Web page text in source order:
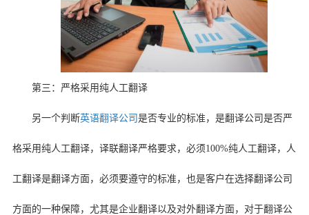
第三：严格采用纯人工翻译
另一个判断英语翻译公司是否专业的标准，是翻译公司是否严
格采用纯人工翻译，译联翻译严格要求，必须100%纯人工翻译，人
工翻译是翻译方面，必须要遵守的标准，也是客户在选择翻译公司
方面的一种保障，尤其是企业翻译以及对外翻译方面，对于翻译公